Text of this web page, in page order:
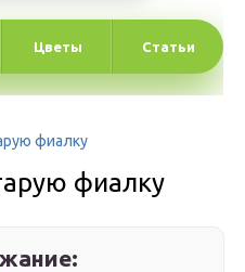
Цветы Статьи
фиалку
фиалку